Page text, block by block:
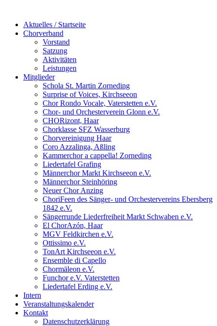
Aktuelles / Startseite
Chorverband
Vorstand
Satzung
Aktivitäten
Leistungen
Mitglieder
Schola St. Martin Zorneding
Surprise of Voices, Kirchseeon
Chor Rondo Vocale, Vaterstetten e.V.
Chor- und Orchesterverein Glonn e.V.
CHORizont, Haar
Chorklasse SFZ Wasserburg
Chorvereinigung Haar
Coro Azzalinga, Aßling
Kammerchor a cappella! Zorneding
Liedertafel Grafing
Männerchor Markt Kirchseeon e.V.
Männerchor Steinhöring
Neuer Chor Anzing
ChoriFeen des Sänger- und Orchestervereins Ebersberg
1842 e.V.
Sängerrunde Liederfreiheit Markt Schwaben e.V.
El ChorAzón, Haar
MGV Feldkirchen e.V.
Ottissimo e.V.
TonArt Kirchseeon e.V.
Ensemble di Capello
Chormäleon e.V.
Funchor e.V. Vaterstetten
Liedertafel Erding e.V.
Intern
Veranstaltungskalender
Kontakt
Datenschutzerklärung